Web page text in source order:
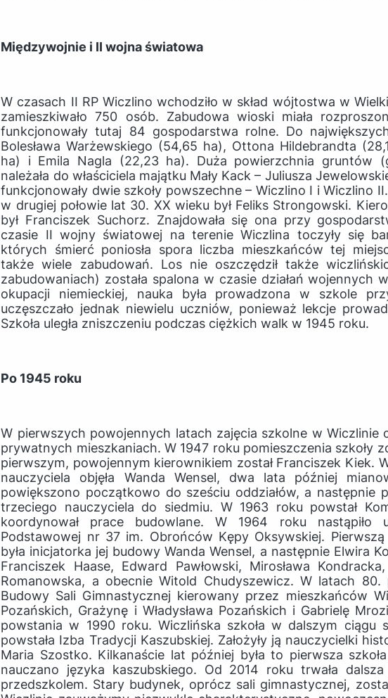
Międzywojnie i II wojna światowa
W czasach II RP Wiczlino wchodziło w skład wójtostwa w
zamieszkiwało 750 osób. Zabudowa wioski miała
funkcjonowały tutaj 84 gospodarstwa rolne. Do
Bolesława Warżewskiego (54,65 ha), Ottona Hildebrandta
ha) i Emila Nagla (22,23 ha). Duża powierzchnia gruntów
należała do właściciela majątku Mały Kack – Juliusza
funkcjonowały dwie szkoły powszechne – Wiczlino I i Wiczlino
w drugiej połowie lat 30. XX wieku był Feliks Strongowski.
był Franciszek Suchorz. Znajdowała się ona przy
czasie II wojny światowej na terenie Wiczlina toczyły się
których śmierć poniosła spora liczba mieszkańców tej
także wiele zabudowań. Los nie oszczędził także
zabudowaniach) została spalona w czasie działań wojennych
okupacji niemieckiej, nauka była prowadzona w szkole
uczęszczało jednak niewielu uczniów, ponieważ lekcje
Szkoła uległa zniszczeniu podczas ciężkich walk w 1945 roku.
Po 1945 roku
W pierwszych powojennych latach zajęcia szkolne w Wiczlinie
prywatnych mieszkaniach. W 1947 roku pomieszczenia szkoły
pierwszym, powojennym kierownikiem został Franciszek Kiek.
nauczyciela objęła Wanda Wensel, dwa lata później
powiększono początkowo do sześciu oddziałów, a następnie
trzeciego nauczyciela do siedmiu. W 1963 roku powstał
koordynował prace budowlane. W 1964 roku nastąpiło
Podstawowej nr 37 im. Obrońców Kępy Oksywskiej.
była inicjatorka jej budowy Wanda Wensel, a następnie Elwira
Franciszek Haase, Edward Pawłowski, Mirosława
Romanowska, a obecnie Witold Chudyszewicz. W latach 80.
Budowy Sali Gimnastycznej kierowany przez mieszkańców
Pozańskich, Grażynę i Władysława Pozańskich i Gabrielę
powstania w 1990 roku. Wiczlińska szkoła w dalszym ciągu
powstała Izba Tradycji Kaszubskiej. Założyły ją nauczycielki
Maria Szostko. Kilkanaście lat później była to pierwsza
nauczano języka kaszubskiego. Od 2014 roku trwała
przedszkolem. Stary budynek, oprócz sali gimnastycznej,